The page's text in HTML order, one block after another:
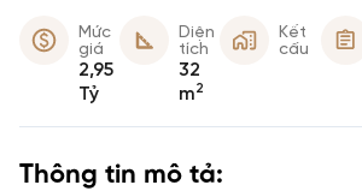
Mức
giá
2,95
Tỷ
Diện
tích
32
m2
Kết
cấu
Thông tin mô tả: